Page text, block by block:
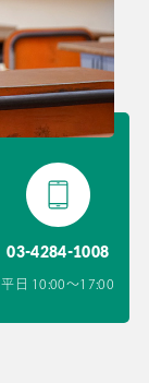
03-4284-1008
平日 10:00〜17:00